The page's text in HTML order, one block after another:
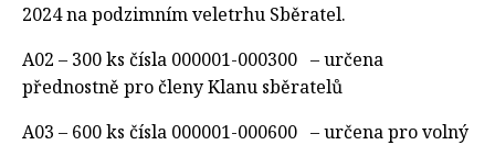
2024 na podzimním veletrhu Sběratel.
A02 – 300 ks čísla 000001-000300 – určena
přednostně pro členy Klanu sběratelů
A03 – 600 ks čísla 000001-000600 – určena pro volný